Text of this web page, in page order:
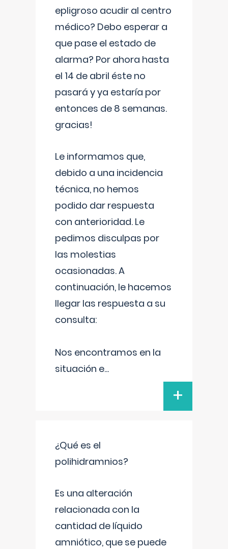
epligroso acudir al centro
médico? Debo esperar a
que pase el estado de
alarma? Por ahora hasta
el 14 de abril éste no
pasará y ya estaría por
entonces de 8 semanas.
gracias!
Le informamos que,
debido a una incidencia
técnica, no hemos
podido dar respuesta
con anterioridad. Le
pedimos disculpas por
las molestias
ocasionadas. A
continuación, le hacemos
llegar las respuesta a su
consulta:
Nos encontramos en la
situación e...
+
¿Qué es el
polihidramnios?
Es una alteración
relacionada con la
cantidad de líquido
amniótico, que se puede